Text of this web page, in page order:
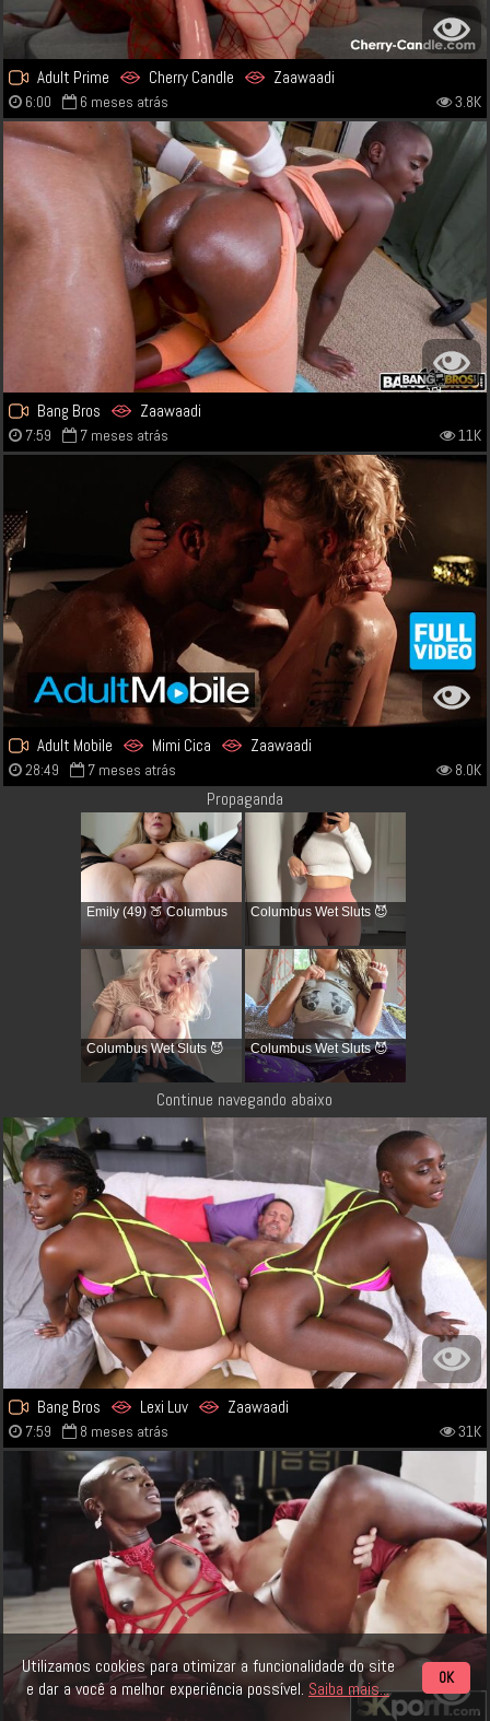
Utilizamos cookies para otimizar a funcionalidade do site
e dar a você a melhor experiência possível. Saiba mais... OK
Adult Prime Cherry Candle Zaawaadi
6:00 6 meses atrás 3.8K
Bang Bros Zaawaadi
7:59 7 meses atrás 11K
Adult Mobile Mimi Cica Zaawaadi
28:49 7 meses atrás 8.0K
Propaganda
Emily (49) 🍑 Columbus Columbus Wet Sluts 😈
Columbus Wet Sluts 😈 Columbus Wet Sluts 😈
Continue navegando abaixo
Bang Bros Lexi Luv Zaawaadi
7:59 8 meses atrás 31K